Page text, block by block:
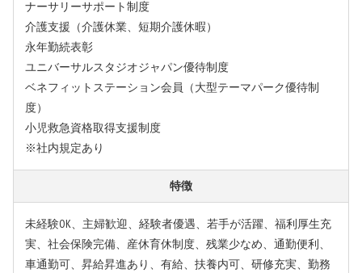
ナーサリーサポート制度
介護支援（介護休業、短期介護休暇）
永年勤続表彰
ユニバーサルスタジオジャパン優待制度
ベネフィットステーション会員（大型テーマパーク優待制
度）
小児救急資格取得支援制度
※社内規定あり
特徴
未経験OK、主婦歓迎、経験者優遇、若手が活躍、福利厚生充
実、社会保険完備、産休育休制度、残業少なめ、通勤便利、
車通勤可、昇給昇進あり、有給、扶養内可、研修充実、勤務